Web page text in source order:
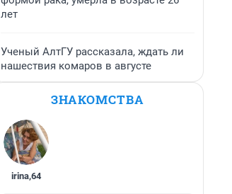
лет
Ученый АлтГУ рассказала, ждать ли
нашествия комаров в августе
ЗНАКОМСТВА
irina,64